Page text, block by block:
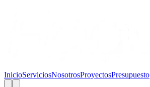
InicioServiciosNosotrosProyectosPresupuesto